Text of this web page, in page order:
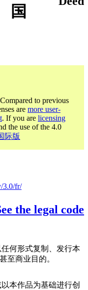
国
to previous
are more user-
. If you are licensing
the use of the 4.0
际版
3.0/fr/
the legal code
何形式复制、发行本
至商业目的。
本作品为基础进行创